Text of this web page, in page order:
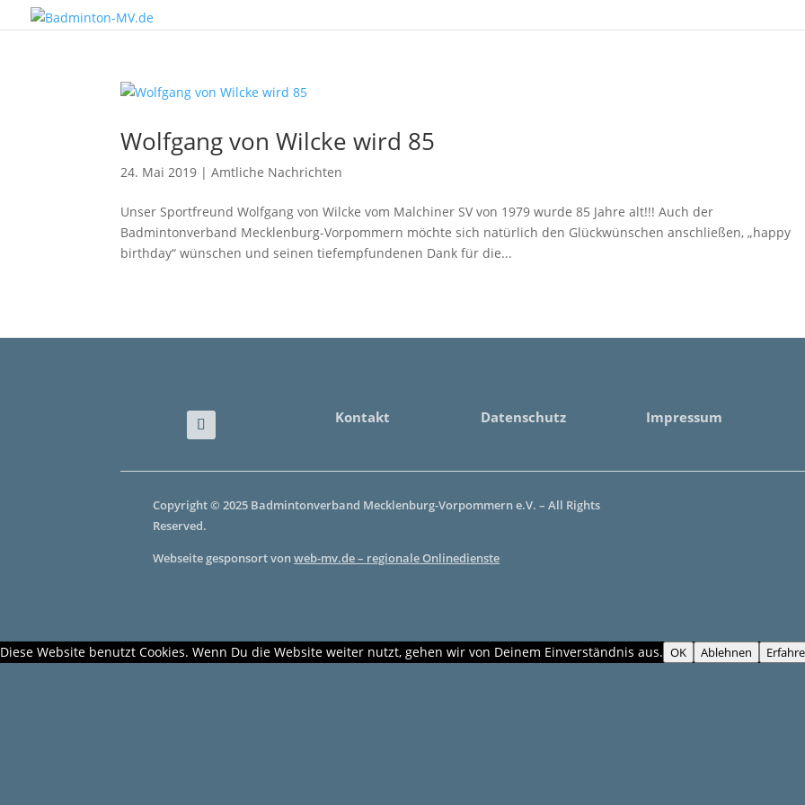
Wolfgang von Wilcke wird 85
24. Mai 2019 |Amtliche Nachrichten
Unser Sportfreund Wolfgang von Wilcke vom Malchiner SV von 1979 wurde 85 Jahre alt!!! Auch der
Badmintonverband Mecklenburg-Vorpommern möchte sich natürlich den Glückwünschen anschließen, „happy
birthday“ wünschen und seinen tiefempfundenen Dank für die...
Kontakt Datenschutz Impressum
Copyright © 2025 Badmintonverband Mecklenburg-Vorpommern e.V. – All Rights
Reserved.
Webseite gesponsort vonweb-mv.de – regionale Onlinedienste
Diese Website benutzt Cookies. Wenn Du die Website weiter nutzt, gehen wir von Deinem Einverständnis aus. OK Ablehnen